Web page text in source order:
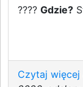
???? Gdzie?
Czytaj więcej